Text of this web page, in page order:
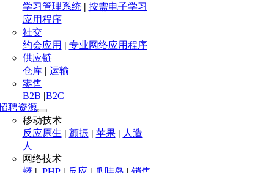
学习管理系统 | 按需电子学习
应用程序
社交
约会应用 | 专业网络应用程序
供应链
仓库| 运输
零售
B2B |B2C
聘资源
移动技术
反应原生 | 颤振 | 苹果| 人造
人
网络技术